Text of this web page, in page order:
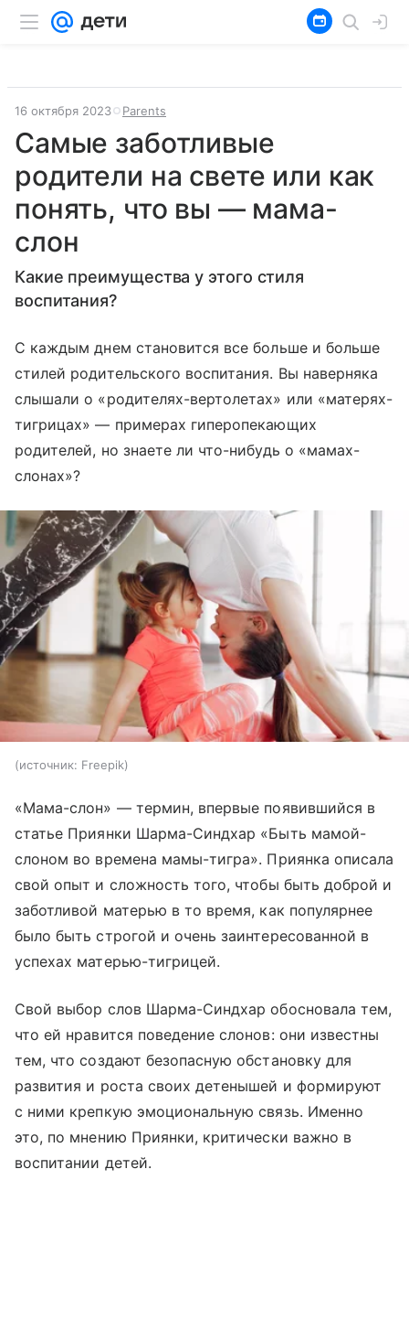
16 октября 2023 Parents
Самые заботливые
родители на свете или как
понять, что вы — мама-
слон
Какие преимущества у этого стиля
воспитания?
С каждым днем становится все больше и больше
стилей родительского воспитания. Вы наверняка
слышали о «родителях-вертолетах» или «матерях-
тигрицах» — примерах гиперопекающих
родителей, но знаете ли что-нибудь о «мамах-
слонах»?
источник: Freepik
«Мама-слон» — термин, впервые появившийся в
статье Приянки Шарма-Синдхар «Быть мамой-
слоном во времена мамы-тигра». Приянка описала
свой опыт и сложность того, чтобы быть доброй и
заботливой матерью в то время, как популярнее
было быть строгой и очень заинтересованной в
успехах матерью-тигрицей.
Свой выбор слов Шарма-Синдхар обосновала тем,
что ей нравится поведение слонов: они известны
тем, что создают безопасную обстановку для
развития и роста своих детенышей и формируют
с ними крепкую эмоциональную связь. Именно
это, по мнению Приянки, критически важно в
воспитании детей.